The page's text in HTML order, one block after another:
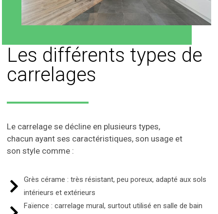
Les différents types de
carrelages
Le carrelage se décline en plusieurs types,
chacun ayant ses caractéristiques, son usage et
son style comme :
Grès cérame : très résistant, peu poreux, adapté aux sols
intérieurs et extérieurs
Faïence : carrelage mural, surtout utilisé en salle de bain